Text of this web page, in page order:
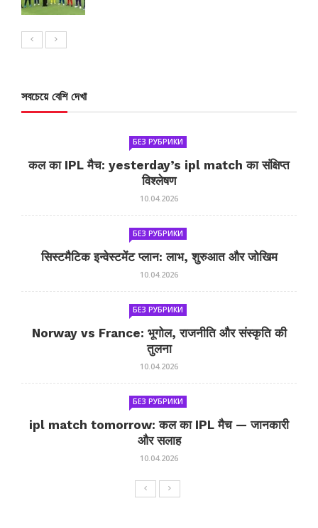
সবচেয়ে বেশি দেখা
БЕЗ РУБРИКИ
कल का IPL मैच: yesterday’s ipl match का संक्षिप्त
विश्लेषण
10.04.2026
БЕЗ РУБРИКИ
सिस्टमैटिक इन्वेस्टमेंट प्लान: लाभ, शुरुआत और जोखिम
10.04.2026
БЕЗ РУБРИКИ
Norway vs France: भूगोल, राजनीति और संस्कृति की
तुलना
10.04.2026
БЕЗ РУБРИКИ
ipl match tomorrow: कल का IPL मैच — जानकारी
और सलाह
10.04.2026